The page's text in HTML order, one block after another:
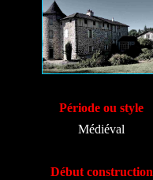
Période ou style
Médiéval
Début construction